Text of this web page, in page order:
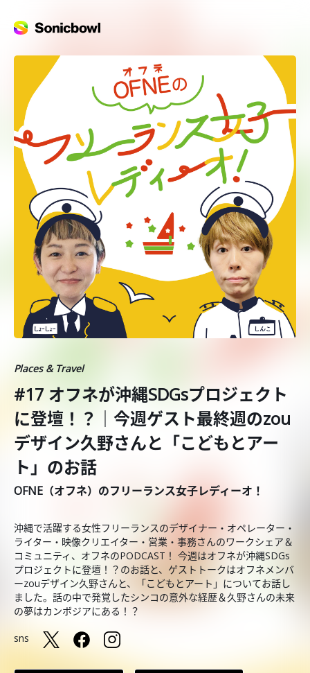
Places & Travel
#17 オフネが沖縄SDGsプロジェクト
に登壇！？｜今週ゲスト最終週のzou
デザイン久野さんと「こどもとアー
ト」のお話
OFNE（オフネ）のフリーランス女子レディーオ！
沖縄で活躍する女性フリーランスのデザイナー・オペレーター・
ライター・映像クリエイター・営業・事務さんのワークシェア＆
コミュニティ、オフネのPODCAST！ 今週はオフネが沖縄SDGs
プロジェクトに登壇！？のお話と、ゲストトークはオフネメンバ
ーzouデザイン久野さんと、「こどもとアート」についてお話し
ました。話の中で発覚したシンコの意外な経歴＆久野さんの未来
の夢はカンボジアにある！？
sns